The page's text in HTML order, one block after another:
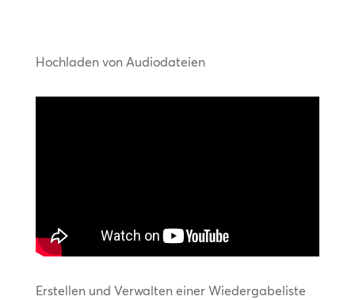
Hochladen von Audiodateien
Erstellen und Verwalten einer Wiedergabeliste